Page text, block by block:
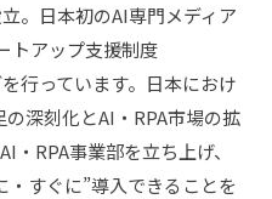
。日本初のAI専門メディア
トアップ支援制度
行っています。日本におけ
深刻化とAI・RPA市場の拡
・RPA事業部を立ち上げ、
・すぐに”導入できることを